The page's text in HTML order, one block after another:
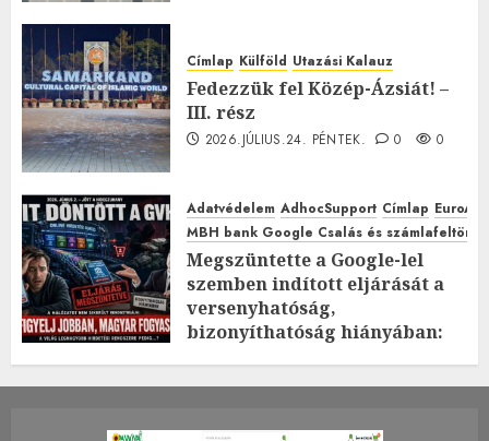
Címlap Külföld Utazási Kalauz
Fedezzük fel Közép-Ázsiát! –
III. rész
2026.JÚLIUS.24. PÉNTEK. 0 0
Adatvédelem AdhocSupport Címlap
MBH bank Google Csalás és
Megszüntette a Google-lel
szemben indított eljárását a
versenyhatóság,
bizonyíthatóság hiányában:
2026.JÚLIUS.23. CSÜTÖRTÖK.
0